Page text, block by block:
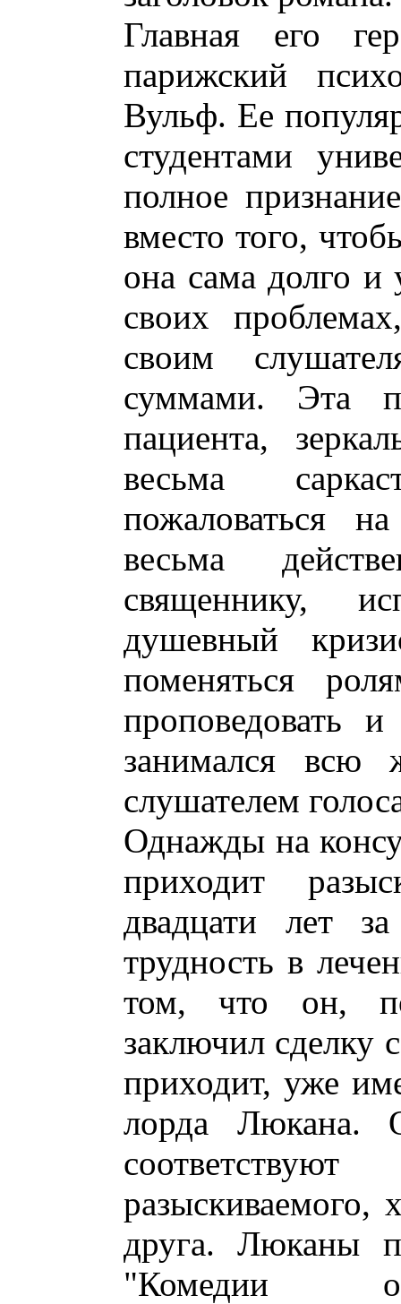
Главная его
парижский
Вульф. Ее
студентами
полное
вместо того,
она сама долго и
своих
своим
суммами. Эта
пациента,
весьма
пожаловаться
весьма
священнику,
душевный
поменяться
проповедовать
занимался всю
слушателем
Однажды на
приходит
двадцати лет
трудность в
том, что он,
заключил сделку
приходит, уже
лорда Люкана.
друга. Люканы
"Комедии